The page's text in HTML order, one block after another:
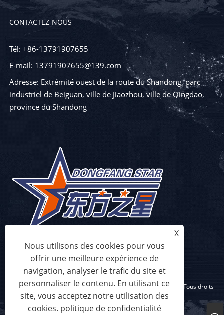
CONTACTEZ-NOUS
Tél: +86-13791907655
E-mail: 13791907655@139.com
Adresse: Extrémité ouest de la route du Shandong, parc
industriel de Beiguan, ville de Jiaozhou, ville de Qingdao,
province du Shandong
Copyright © 2023 Qingdao Eaststar Plastic Machinery Co., Ltd. Tous droits
X
Nous utilisons des cookies pour vous
offrir une meilleure expérience de
navigation, analyser le trafic du site et
personnaliser le contenu. En utilisant ce
site, vous acceptez notre utilisation des
cookies. politique de confidentialité